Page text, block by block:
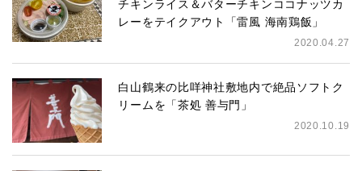
チキンライス＆バターチキンココナッツカ
レーをテイクアウト「雷風 海南鶏飯」
2020.04.27
白山鶴来の比咩神社敷地内で絶品ソフトク
リームを「茶処 善与門」
2020.10.19